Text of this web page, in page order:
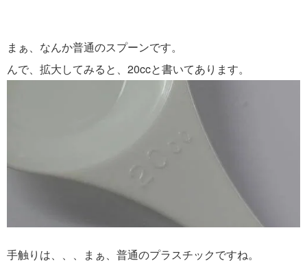
まぁ、なんか普通のスプーンです。
んで、拡大してみると、20ccと書いてあります。
手触りは、、、まぁ、普通のプラスチックですね。